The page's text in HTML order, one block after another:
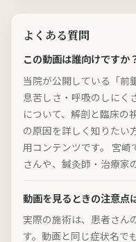
よくある質問
この動画は誰向けですか
当院が公開している「前
息苦しさ・呼吸のしにく
について、解剖と臨床の
の原因を詳しく知りたい
用コンテンツです。 宮
さんや、鍼灸師・治療家
動画を見るときの注意点
実際の施術は、患者さん
す。動画と同じ症状名で